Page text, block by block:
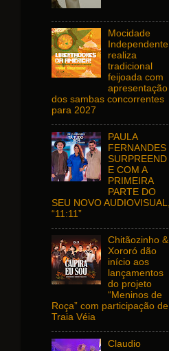
Mocidade
Independente
realiza
tradicional
feijoada com
apresentação
dos sambas concorrentes
para 2027
PAULA
FERNANDES
SURPREEND
E COM A
PRIMEIRA
PARTE DO
SEU NOVO AUDIOVISUAL,
“11:11”
Chitãozinho &
Xororó dão
início aos
lançamentos
do projeto
“Meninos de
Roça” com participação de
Traia Véia
Claudio